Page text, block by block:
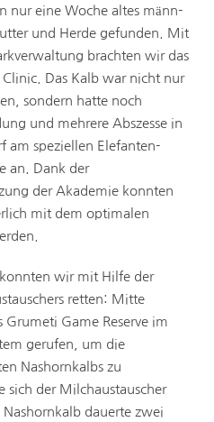
nur eine Woche altes männ-
und Herde gefunden. Mit
brachten wir das
Das Kalb war nicht nur
sondern hatte noch
und mehrere Abszesse in
am speziellen Elefanten-
an. Dank der
der Akademie konnten
mit dem optimalen
wir mit Hilfe der
retten: Mitte
Game Reserve im
gerufen, um die
Nashornkalbs zu
sich der Milchaustauscher
dauerte zwei